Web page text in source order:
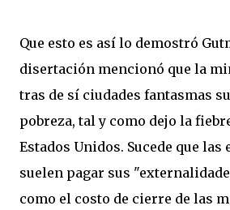
Que esto es así lo demostró
disertación mencionó que la
tras de sí ciudades fantasmas
pobreza, tal y como dejo la
Estados Unidos. Sucede que las
suelen pagar sus
como el costo de cierre de las